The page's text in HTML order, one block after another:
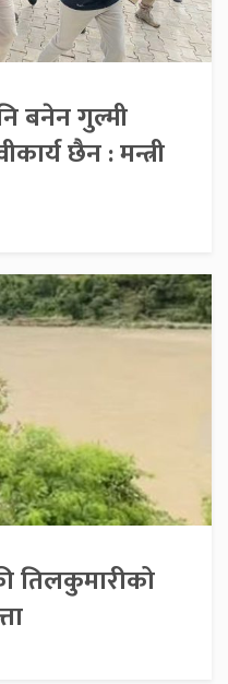
बनेन गुल्मी
छैन : मन्त्री
तिलकुमारीको